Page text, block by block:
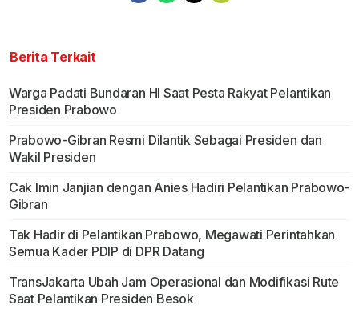
Berita Terkait
Warga Padati Bundaran HI Saat Pesta Rakyat Pelantikan
Presiden Prabowo
Prabowo-Gibran Resmi Dilantik Sebagai Presiden dan
Wakil Presiden
Cak Imin Janjian dengan Anies Hadiri Pelantikan Prabowo-
Gibran
Tak Hadir di Pelantikan Prabowo, Megawati Perintahkan
Semua Kader PDIP di DPR Datang
TransJakarta Ubah Jam Operasional dan Modifikasi Rute
Saat Pelantikan Presiden Besok